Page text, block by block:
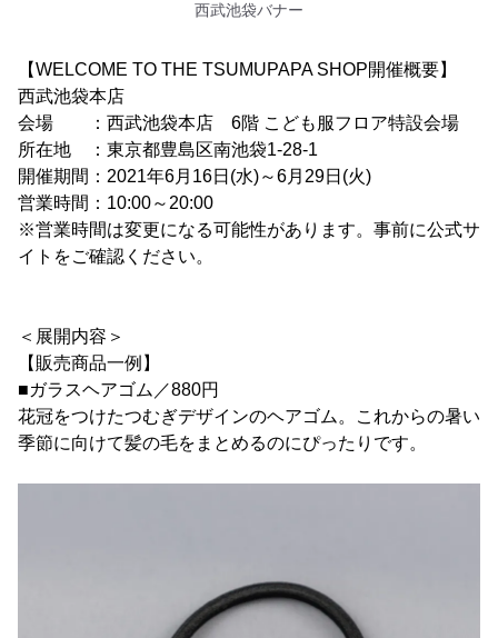
西武池袋バナー
【WELCOME TO THE TSUMUPAPA SHOP開催概要】
西武池袋本店
会場 ：西武池袋本店 6階 こども服フロア特設会場
所在地 ：東京都豊島区南池袋1-28-1
開催期間：2021年6月16日(水)～6月29日(火)
営業時間：10:00～20:00
※営業時間は変更になる可能性があります。事前に公式サ
イトをご確認ください。
＜展開内容＞
【販売商品一例】
■ガラスヘアゴム／880円
花冠をつけたつむぎデザインのヘアゴム。これからの暑い
季節に向けて髪の毛をまとめるのにぴったりです。